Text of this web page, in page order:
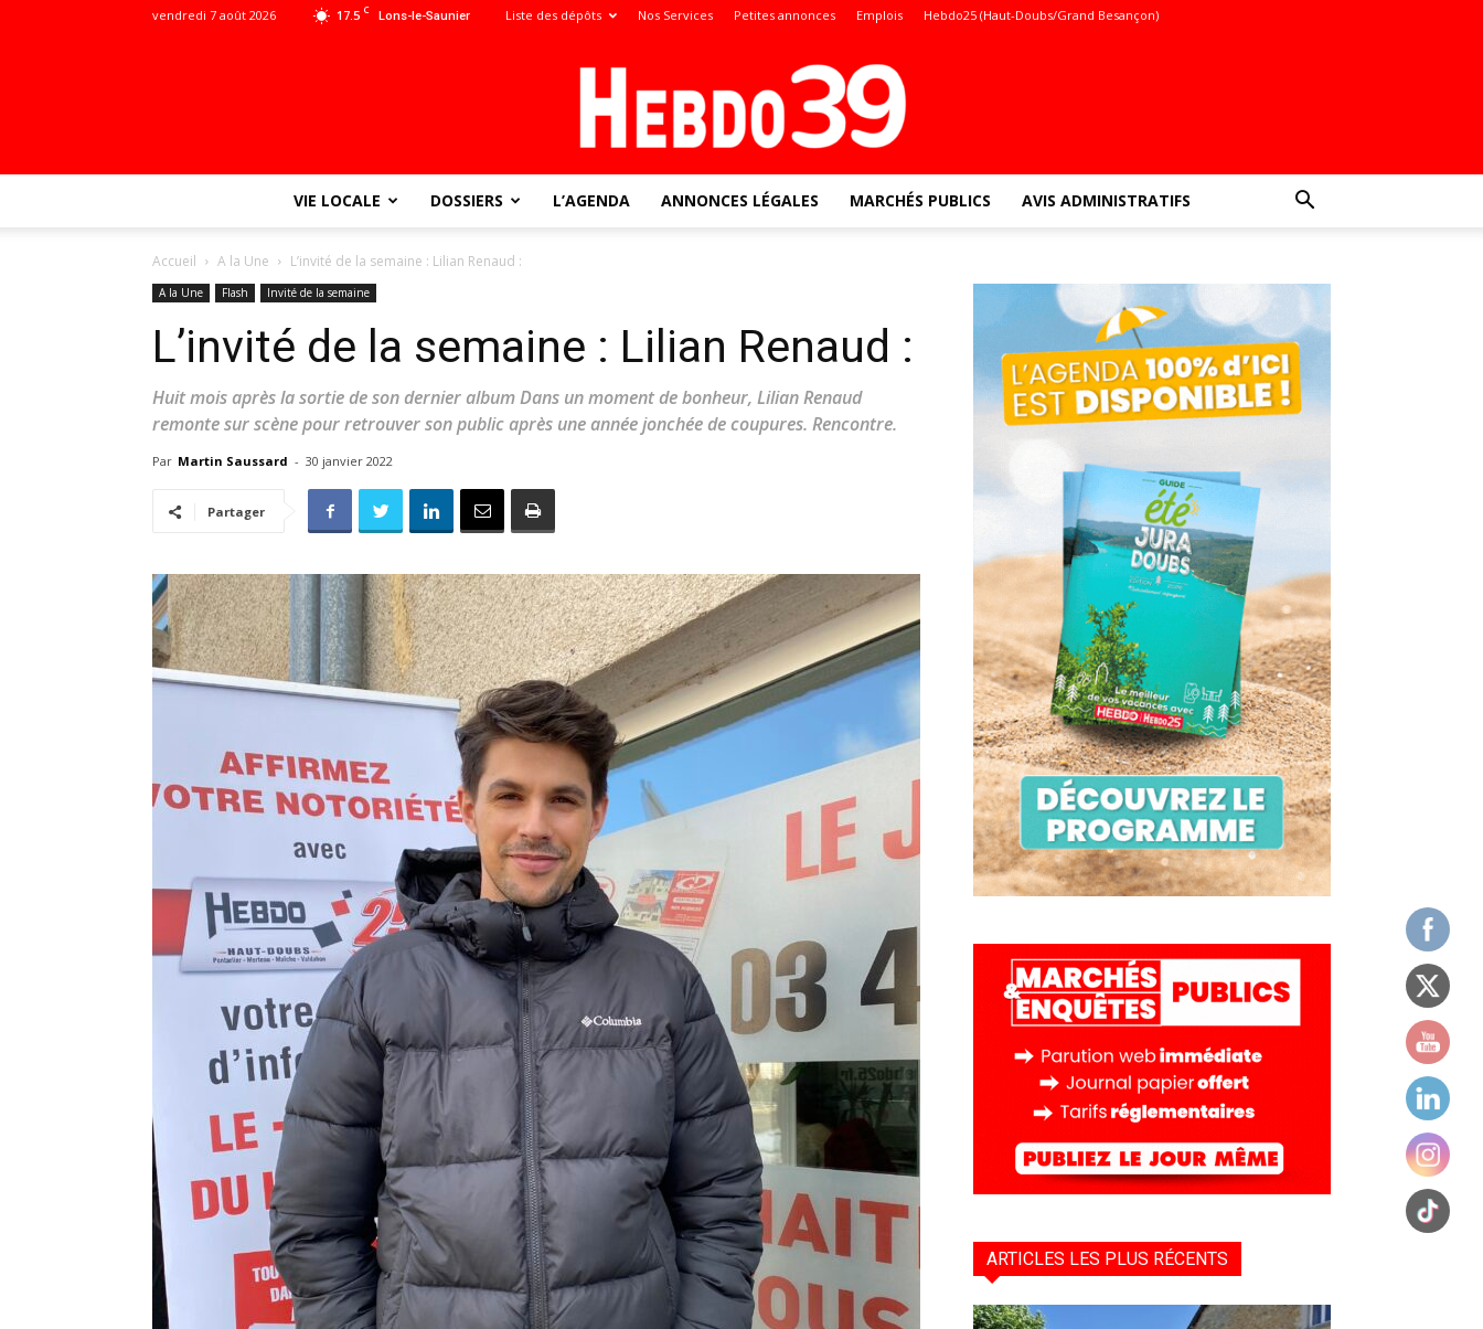
17.5 C Lons-le-Saunier
vendredi 7 août 2026 Liste des dépôts Nos Services Petites annonces Emplois Hebdo25 (Haut-Doubs/Grand Besançon)
l'info
–
Hebdo39
VIE LOCALE DOSSIERS L’AGENDA ANNONCES LÉGALES MARCHÉS PUBLICS AVIS ADMINISTRATIFS
Accueil A la Une L’invité de la semaine : Lilian Renaud :
A la Une Flash Invité de la semaine
L’invité de la semaine : Lilian Renaud :
Huit mois après la sortie de son dernier album Dans un moment de bonheur, Lilian Renaud
remonte sur scène pour retrouver son public après une année jonchée de coupures. Rencontre.
Par Martin Saussard - 30 janvier 2022
Partager
ARTICLES LES PLUS RÉCENTS